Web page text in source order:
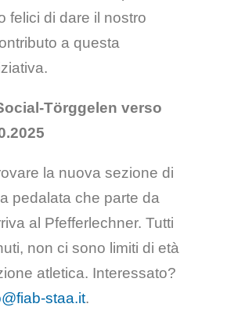
felici di dare il nostro
a questa
Törggelen verso
la nuova sezione di
pedalata che parte da
al Pfefferlechner. Tutti
non ci sono limiti di età
atletica. Interessato?
staa.it.